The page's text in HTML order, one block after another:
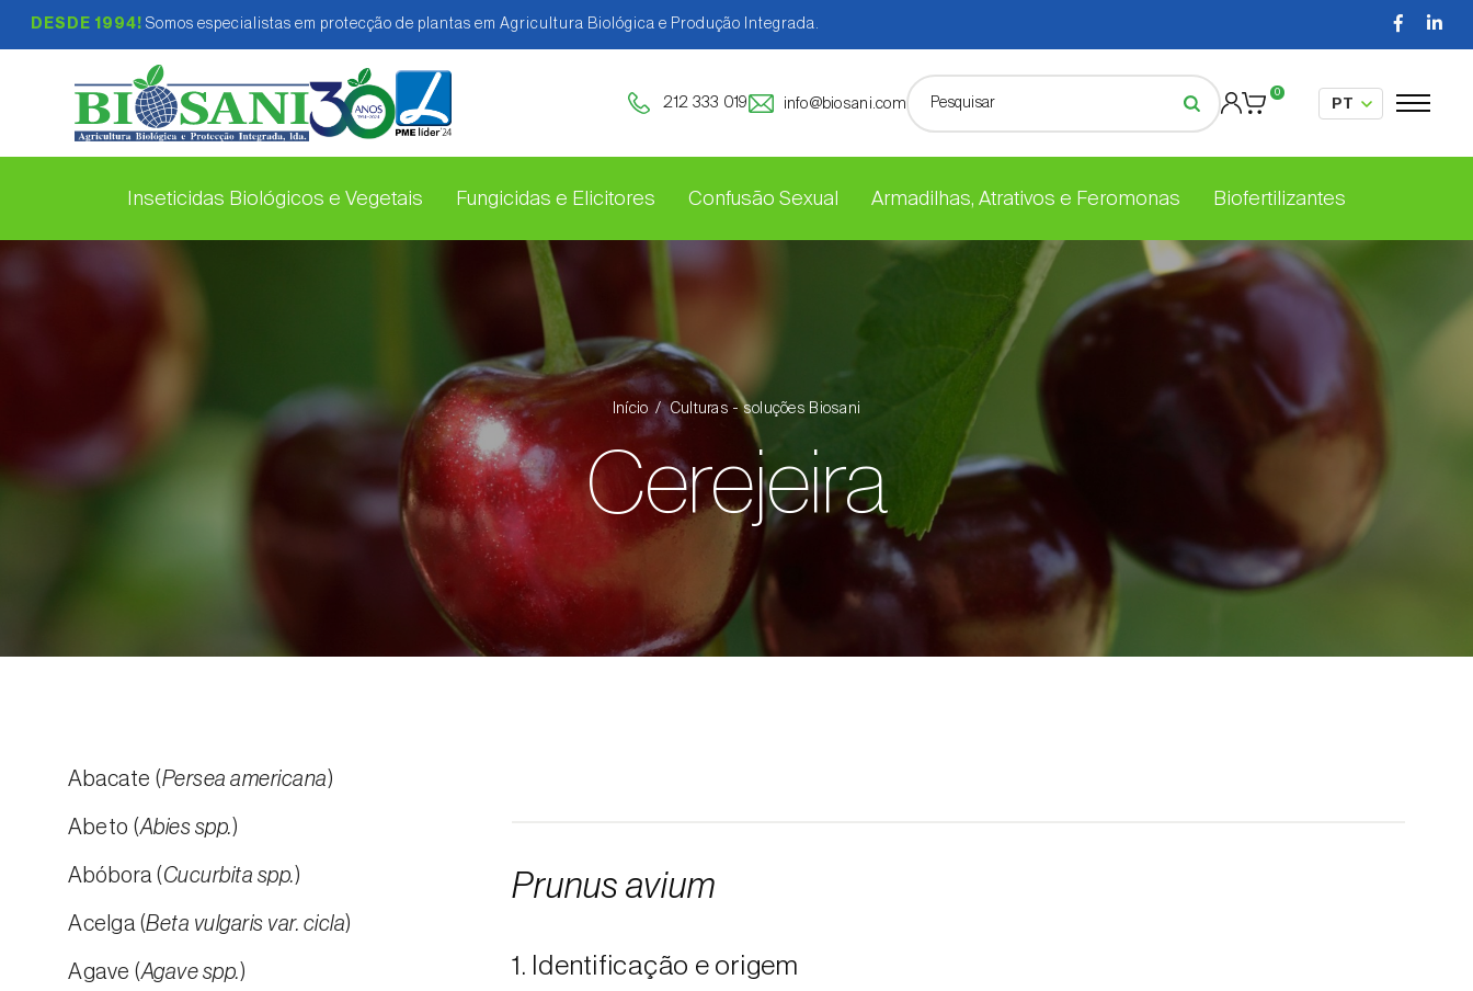
DESDE 1994! Somos especialistas em protecção de plantas em Agricultura Biológica e Produção Integrada.
212 333 019 info@biosani.com
0
Inseticidas Biológicos e Vegetais Fungicidas e Elicitores Confusão Sexual Armadilhas, Atrativos e Feromonas Biofertilizantes
Início Culturas - soluções Biosani
Cerejeira
Abacate (Persea americana)
Abeto (Abies spp.)
Abóbora (Cucurbita spp.)
Acelga (Beta vulgaris var. cicla)
Agave (Agave spp.)
Prunus avium
1. Identificação e origem